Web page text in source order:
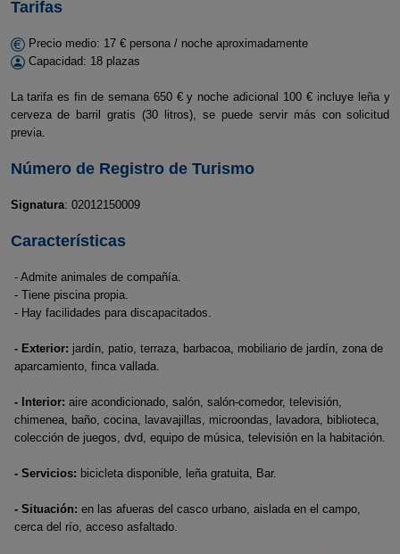
Tarifas
Precio medio: 17 € persona / noche aproximadamente
Capacidad: 18 plazas
La tarifa es fin de semana 650 € y noche adicional 100 € incluye leña y
cerveza de barril gratis (30 litros), se puede servir más con solicitud
previa.
Número de Registro de Turismo
Signatura: 02012150009
Características
- Admite animales de compañía.
- Tiene piscina propia.
- Hay facilidades para discapacitados.
- Exterior: jardín, patio, terraza, barbacoa, mobiliario de jardín, zona de
aparcamiento, finca vallada.
- Interior: aire acondicionado, salón, salón-comedor, televisión,
chimenea, baño, cocina, lavavajillas, microondas, lavadora, biblioteca,
colección de juegos, dvd, equipo de música, televisión en la habitación.
- Servicios: bicicleta disponible, leña gratuita, Bar.
- Situación: en las afueras del casco urbano, aislada en el campo,
cerca del río, acceso asfaltado.